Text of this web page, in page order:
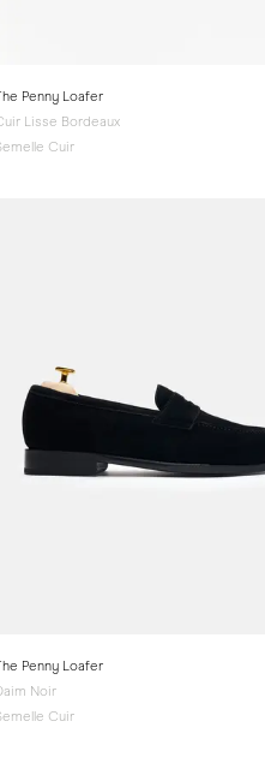
Penny Loafer
Lisse Bordeaux
Cuir
Penny Loafer
Noir
Cuir